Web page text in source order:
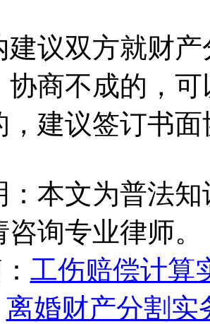
建议双方就财
协商不成的，
，建议签订书面
：本文为普法
询专业律师。
工伤赔偿计算
离婚财产分割实